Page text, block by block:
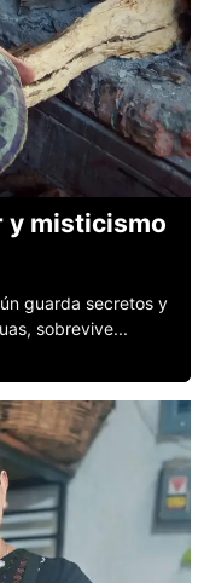
y misticismo
guarda secretos y
sobrevive...